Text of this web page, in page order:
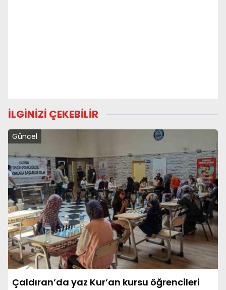
İLGİNİZİ ÇEKEBİLİR
Güncel
Çaldıran’da yaz Kur’an kursu öğrencileri